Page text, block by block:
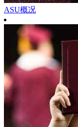
ASU概况